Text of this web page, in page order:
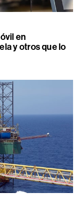
en
y otros que lo